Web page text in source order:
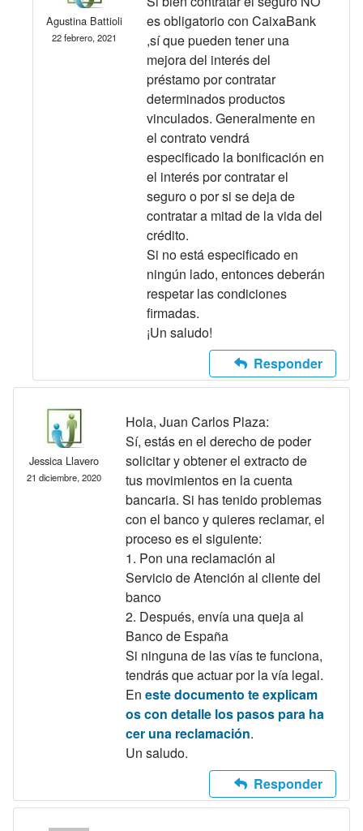
Agustina Battioli
22 febrero, 2021
es obligatorio con CaixaBank
,sí que pueden tener una
mejora del interés del
préstamo por contratar
determinados productos
vinculados. Generalmente en
el contrato vendrá
especificado la bonificación en
el interés por contratar el
seguro o por si se deja de
contratar a mitad de la vida del
crédito.
Si no está especificado en
ningún lado, entonces deberán
respetar las condiciones
firmadas.
¡Un saludo!
Responder
Jessica Llavero
21 diciembre, 2020
Hola, Juan Carlos Plaza:
Sí, estás en el derecho de poder
solicitar y obtener el extracto de
tus movimientos en la cuenta
bancaria. Si has tenido problemas
con el banco y quieres reclamar, el
proceso es el siguiente:
1. Pon una reclamación al
Servicio de Atención al cliente del
banco
2. Después, envía una queja al
Banco de España
Si ninguna de las vías te funciona,
tendrás que actuar por la vía legal.
En este documento te explicam
os con detalle los pasos para ha
cer una reclamación.
Un saludo.
Responder